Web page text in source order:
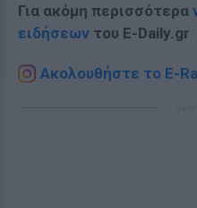
Για ακόμη περισσότερα
ειδήσεων του E-Daily.gr
Ακολουθήστε το E-